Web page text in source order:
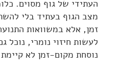
העתידי של גוף מסוים.
מצב הגוף בעתיד בלי
זמן, אלא במשוואות
לעשות חיזוי נומרי, נוכל
נוסחת מקום-זמן לא קיימת